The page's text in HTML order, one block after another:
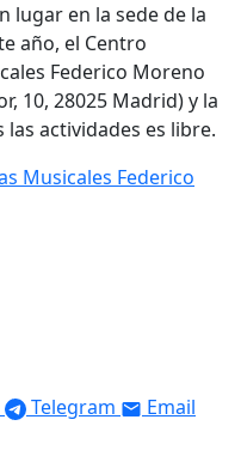
lugar en la sede de la
año, el Centro
Federico Moreno
10, 28025 Madrid) y la
actividades es libre.
Musicales Federico
Telegram Email